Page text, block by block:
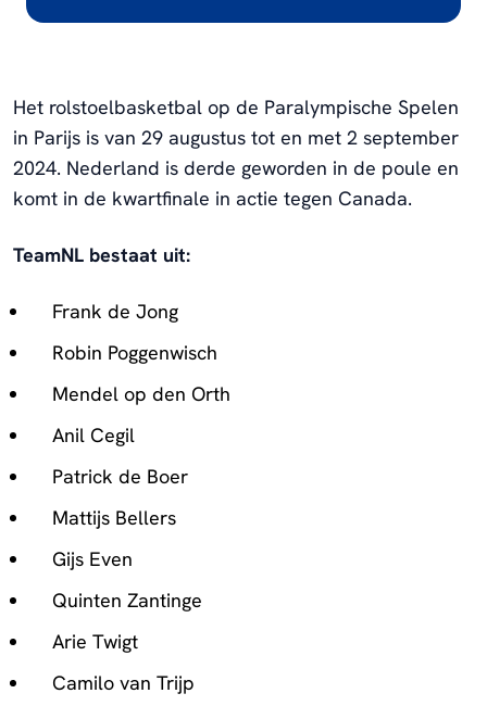
Het rolstoelbasketbal op de Paralympische Spelen
in Parijs is van 29 augustus tot en met 2 september
2024. Nederland is derde geworden in de poule en
komt in de kwartfinale in actie tegen Canada.
TeamNL bestaat uit:
Frank de Jong
Robin Poggenwisch
Mendel op den Orth
Anil Cegil
Patrick de Boer
Mattijs Bellers
Gijs Even
Quinten Zantinge
Arie Twigt
Camilo van Trijp